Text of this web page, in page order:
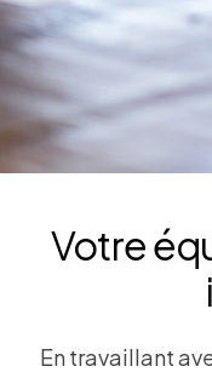
Votre
En travaillant